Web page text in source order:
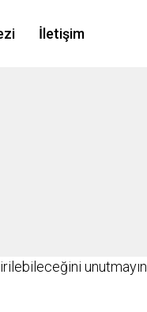
İletişim
unutmayın.